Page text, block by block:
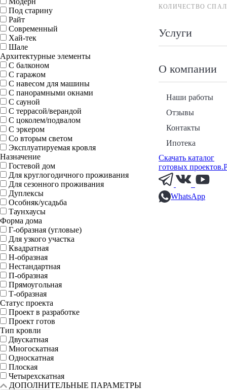
КОЛИЧЕСТВО
Услуги
О компании
Наши работы
Отзывы
Контакты
Ипотека
Скачать каталог
готовых
WhatsApp
Под старину
Райт
Современный
Хай-тек
Шале
Архитектурные элементы
С балконом
С гаражом
С навесом для машины
С панорамными окнами
С сауной
С террасой/верандой
С цоколем/подвалом
С эркером
Со вторым светом
Эксплуатируемая кровля
Назначение
Гостевой дом
Для круглогодичного проживания
Для сезонного проживания
Дуплексы
Особняк/усадьба
Таунхаусы
Форма дома
Г-образная (угловые)
Для узкого участка
Квадратная
Н-образная
Нестандартная
П-образная
Прямоугольная
Т-образная
Статус проекта
Проект в разработке
Проект готов
Тип кровли
Двускатная
Многоскатная
Односкатная
Плоская
Четырехскатная
ДОПОЛНИТЕЛЬНЫЕ ПАРАМЕТРЫ